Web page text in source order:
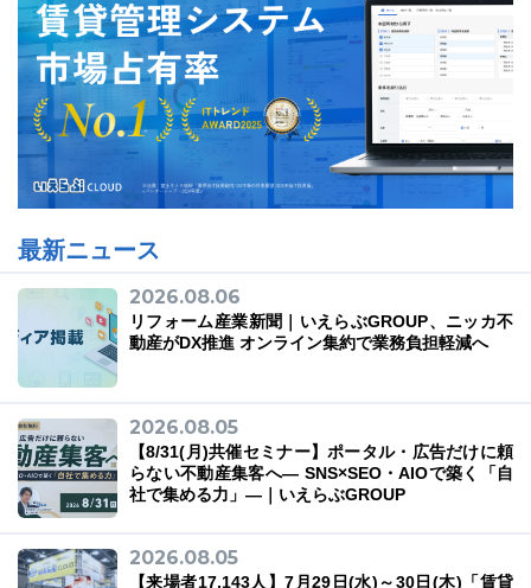
最新ニュース
2026.08.06
リフォーム産業新聞｜いえらぶGROUP、ニッカ不
動産がDX推進 オンライン集約で業務負担軽減へ
2026.08.05
【8/31(月)共催セミナー】ポータル・広告だけに頼
らない不動産集客へ― SNS×SEO・AIOで築く「自
社で集める力」―｜いえらぶGROUP
2026.08.05
【来場者17,143人】7月29日(水)～30日(木)「賃貸